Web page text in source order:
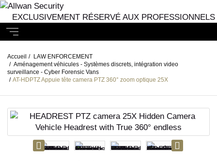
EXCLUSIVEMENT RÉSERVÉ AUX PROFESSIONNELS
Accueil /
LAW ENFORCEMENT
/ Aménagement véhicules - Systèmes discrets, intégration video
surveillance - Cyber Forensic Vans
/ AT-HDPTZ Appuie tête camera PTZ 360° zoom optique 25X